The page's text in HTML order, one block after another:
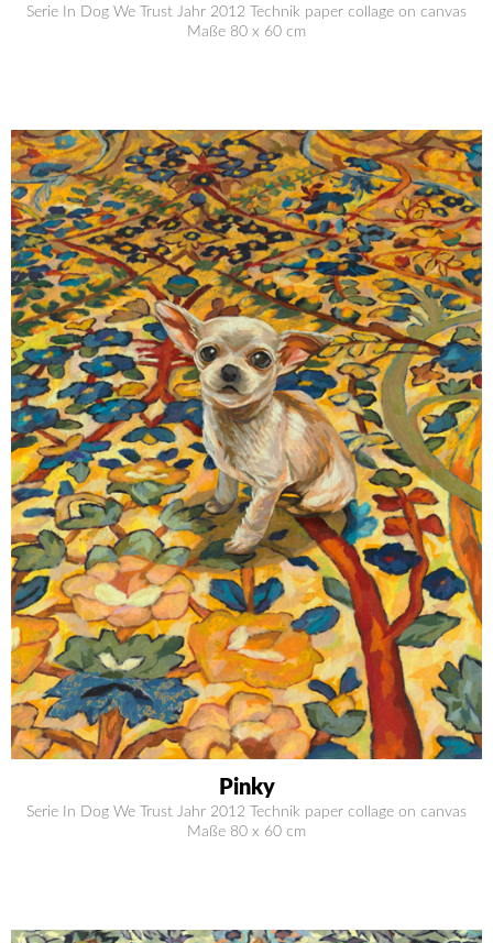
Serie In Dog We Trust Jahr 2012 Technik paper collage on canvas
Maße 80 x 60 cm
Pinky
Serie In Dog We Trust Jahr 2012 Technik paper collage on canvas
Maße 80 x 60 cm